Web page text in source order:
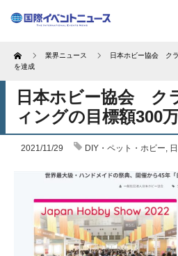
Home 業界ニュース
日本ホビー協会 ク
を達成
日本ホビー協会 ク
ィングの目標額300
2021/11/29 DIY・ペット・ホビー,